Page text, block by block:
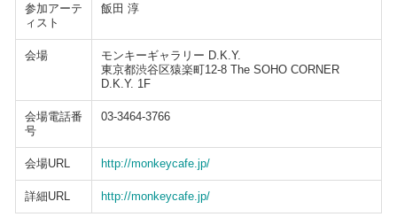
参加アーテ
ィスト
飯田 淳
会場
モンキーギャラリー D.K.Y.
東京都渋谷区猿楽町12-8 The SOHO CORNER
D.K.Y. 1F
会場電話番
号
03-3464-3766
会場URL http://monkeycafe.jp/
詳細URL http://monkeycafe.jp/